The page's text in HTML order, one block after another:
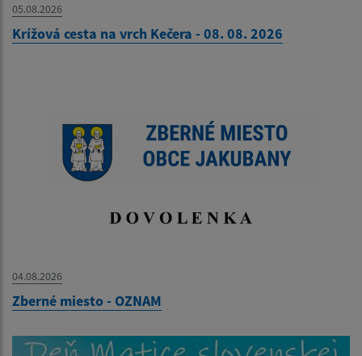
05.08.2026
Krížová cesta na vrch Kečera - 08. 08. 2026
04.08.2026
Zberné miesto - OZNAM